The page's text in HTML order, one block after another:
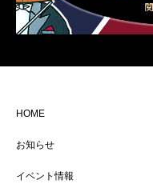
HOME
お知らせ
イベント情報